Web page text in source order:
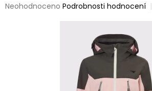
Průměrné
Neohodnoceno Podrobnosti hodnocení